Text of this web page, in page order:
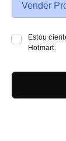
Vender
Estou
Hotmart.